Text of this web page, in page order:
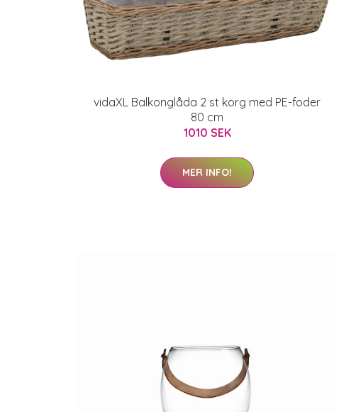
vidaXL Balkonglåda 2 st korg med PE-foder
80 cm
1010 SEK
MER INFO!